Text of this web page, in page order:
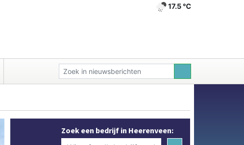
17.5 ℃
Zoek een bedrijf in Heerenveen: